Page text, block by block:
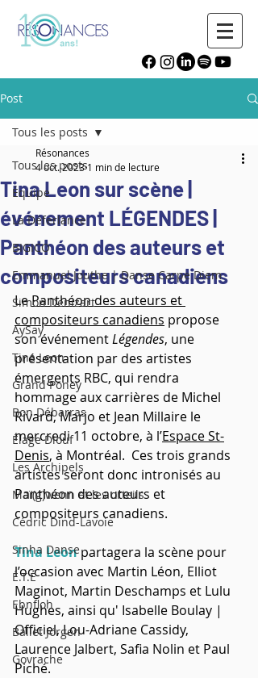
Post
Tous les posts
Équipe
La Déferlance
BIGICO
Emmanuel Jouthe | Danse Carpe Diem
Simon Denizart
AySay
Tina Leon
Grand Poney
Bon Débarras
Élage Diouf
Les Archipels
Maï(g)wenn et les orteils
Cédric Dind-Lavoie
Sinha Danse
É.T.É
Ebnfloh
Ballet Jörgen
Govrache
Tous les posts
Tina Leon sur scène |
événement LÉGENDES |
Panthéon des auteurs et
compositeurs canadiens
Résonances
4 oct. 2023 1 min de lecture
Le Panthéon des auteurs et
compositeurs canadiens propose
son événement Légendes, une
présentation par des artistes
émergents RBC, qui rendra
hommage aux carrières de Michel
Rivard, Marjo et Jean Millaire le
mercredi 11 octobre, à l’Espace St-
Denis, à Montréal.  Ces trois grands
artistes seront donc intronisés au
Panthéon des auteurs et
compositeurs canadiens.
Tina Leon partagera la scène pour
l’occasion avec Martin Léon, Elliot
Maginot, Martin Deschamps et Lulu
Hughes, ainsi qu' Isabelle Boulay |
Officiel, Lou-Adriane Cassidy,
Laurence Jalbert, Safia Nolin et Paul
Piché.